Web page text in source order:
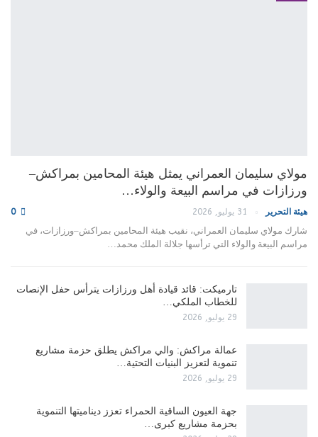
مولاي سليمان العمراني يمثل هيئة المحامين بمراكش–
ورزازات في مراسم البيعة والولاء…
هيئة التحرير 31 يوليو, 2026 0
شارك مولاي سليمان العمراني، نقيب هيئة المحامين بمراكش–ورزازات، في
مراسم البيعة والولاء التي ترأسها جلالة الملك محمد…
تارميكت: قائد قيادة أهل ورزازات يترأس حفل الإنصات
للخطاب الملكي…
29 يوليو, 2026
عمالة مراكش: والي مراكش يطلق حزمة مشاريع
تنموية لتعزيز البنيات التحتية…
29 يوليو, 2026
جهة العيون الساقية الحمراء تعزز ديناميتها التنموية
بحزمة مشاريع كبرى…